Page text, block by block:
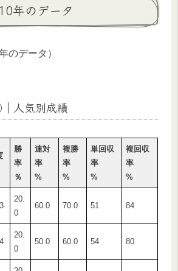
年のデータ
のデータ）
人気別成績
勝
率
％
連対
率
%
複勝
率
%
単回収
率
%
複回収
率
%
20.
0
60.0 70.0 51 84
20.
0
50.0 60.0 54 80